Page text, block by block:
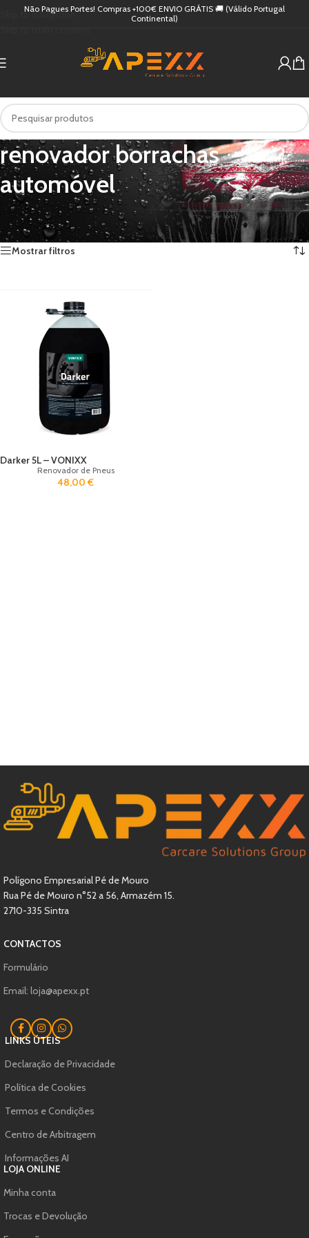
Skip to navigation
Não Pagues Portes! Compras +100€ ENVIO GRÁTIS 🚚 (Válido Portugal
Continental)
renovador borrachas
automóvel
Início/Produtos etiquetados com “renovador borrachas automóvel”
Apenas um resultado
Mostrar filtros
Darker 5L – VONIXX
Renovador de Pneus
48,00€
Polígono Empresarial Pé de Mouro
Rua Pé de Mouro n°52 a 56, Armazém 15.
2710-335 Sintra
CONTACTOS
Formulário
Email: loja@apexx.pt
LINKS ÚTEIS
Declaração de Privacidade
Política de Cookies
Termos e Condições
Centro de Arbitragem
Informações AI
LOJA ONLINE
Minha conta
Trocas e Devolução